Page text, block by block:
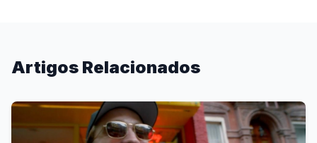
Artigos Relacionados